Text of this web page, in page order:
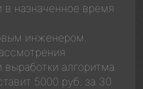
в назначенное время
инженером.
выработки алгоритма
5000 руб. за 30